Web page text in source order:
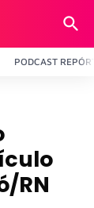
PODCAST
RN